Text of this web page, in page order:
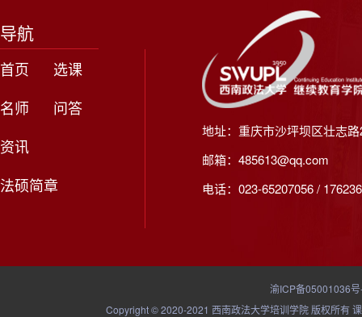
导航
首页
选课
名师
问答
资讯
法硕简章
地址：重庆市沙坪坝区壮志
邮箱：485613@qq.com
电话：023-65207056 /
渝ICP备05001036
Copyright © 2020-2021 西南政法大学培训学院 版权所有